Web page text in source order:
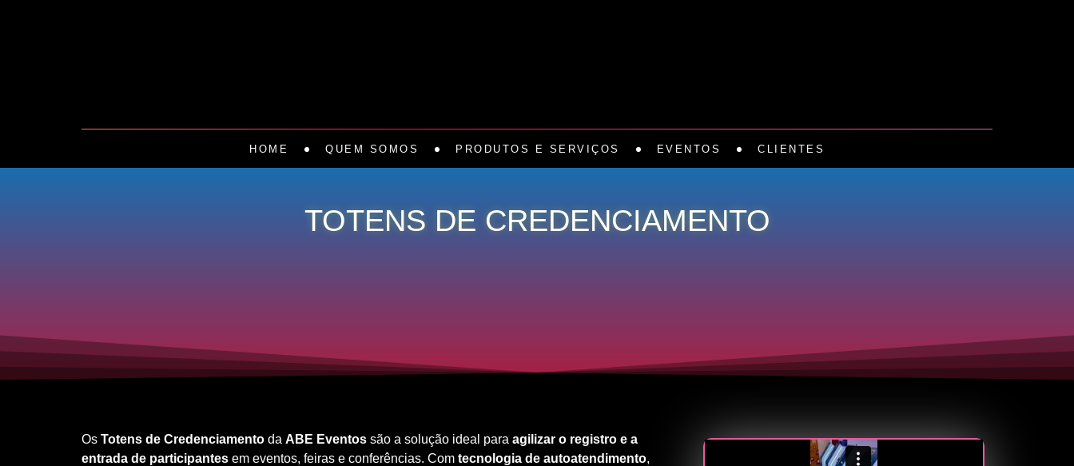
HOME QUEM SOMOS PRODUTOS E SERVIÇOS EVENTOS CLIENTES
TOTENS DE CREDENCIAMENTO
Os Totens de Credenciamento da ABE Eventos são a solução ideal para agilizar o registro e a
entrada de participantes em eventos, feiras e conferências. Com tecnologia de autoatendimento,